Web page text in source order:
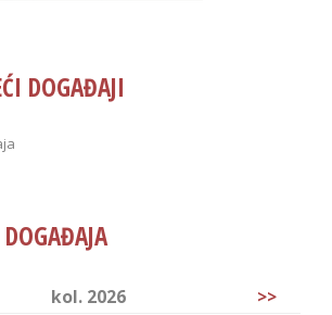
DOGAĐAJI
kol. 2026 >>